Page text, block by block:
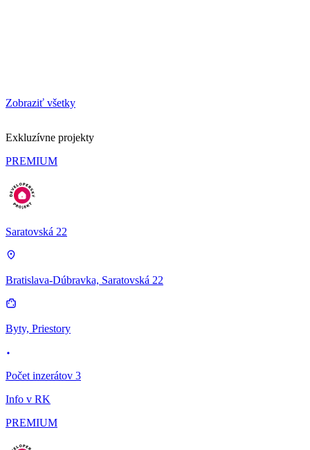
Zobraziť všetky
Exkluzívne projekty
PREMIUM
Saratovská 22
Bratislava-Dúbravka, Saratovská 22
Byty, Priestory
Počet inzerátov 3
Info v RK
PREMIUM